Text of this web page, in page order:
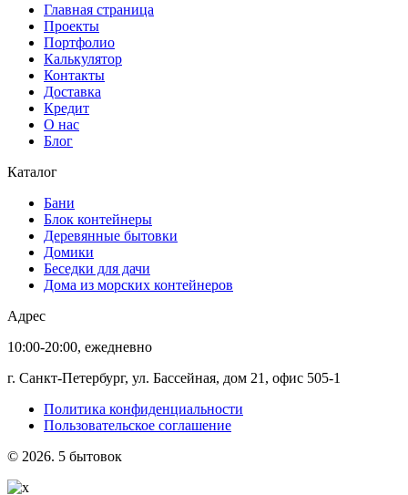
Главная страница
Проекты
Портфолио
Калькулятор
Контакты
Доставка
Кредит
О нас
Блог
Каталог
Бани
Блок контейнеры
Деревянные бытовки
Домики
Беседки для дачи
Дома из морских контейнеров
Адрес
10:00-20:00, ежедневно
г. Санкт-Петербург, ул. Бассейная, дом 21, офис 505-1
Политика конфиденциальности
Пользовательское соглашение
© 2026. 5 бытовок